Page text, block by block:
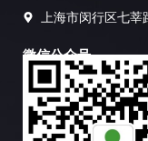
上海市闵行区七
微信公众号